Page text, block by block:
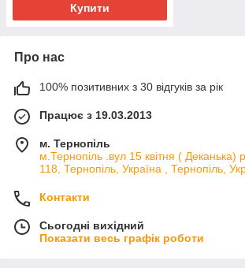
Купити
Про нас
100% позитивних з 30 відгуків за рік
Працює з 19.03.2013
м. Тернопіль
м.Тернопіль .вул 15 квітня ( Деканька)
118, Тернопіль, Україна , Тернопіль,
Контакти
Сьогодні вихідний
Показати весь графік роботи